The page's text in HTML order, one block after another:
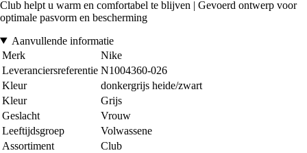
Club helpt u warm en comfortabel te blijven | Gevoerd ontwerp voor
optimale pasvorm en bescherming
Aanvullende informatie
Merk
Nike
Leveranciersreferentie N1004360-026
Kleur
donkergrijs heide/zwart
Kleur
Grijs
Geslacht
Vrouw
Leeftijdsgroep
Volwassene
Assortiment
Club